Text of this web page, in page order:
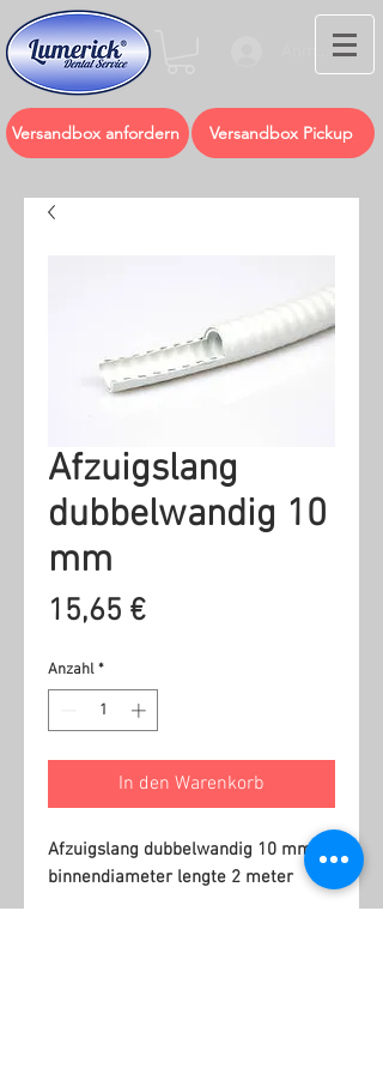
Anmelden
Versandbox anfordern Versandbox Pickup
Afzuigslang
dubbelwandig 10
mm
15,65 €Preis
Anzahl *
In den Warenkorb
Afzuigslang dubbelwandig 10 mm
binnendiameter lengte 2 meter